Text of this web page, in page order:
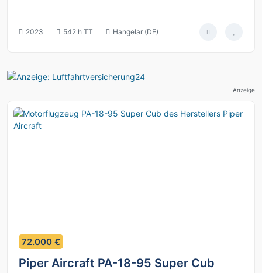
2023 542 h TT Hangelar (DE)
Anzeige
9
72.000 €
Piper Aircraft PA-18-95 Super Cub